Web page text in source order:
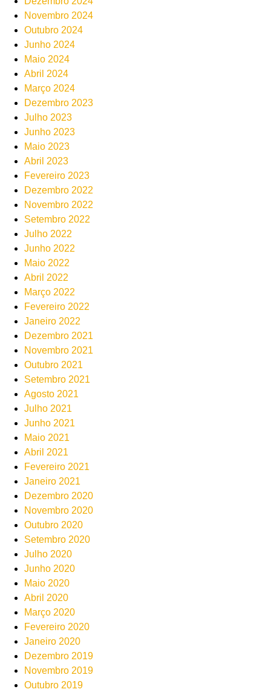
Novembro 2024
Outubro 2024
Junho 2024
Maio 2024
Abril 2024
Março 2024
Dezembro 2023
Julho 2023
Junho 2023
Maio 2023
Abril 2023
Fevereiro 2023
Dezembro 2022
Novembro 2022
Setembro 2022
Julho 2022
Junho 2022
Maio 2022
Abril 2022
Março 2022
Fevereiro 2022
Janeiro 2022
Dezembro 2021
Novembro 2021
Outubro 2021
Setembro 2021
Agosto 2021
Julho 2021
Junho 2021
Maio 2021
Abril 2021
Fevereiro 2021
Janeiro 2021
Dezembro 2020
Novembro 2020
Outubro 2020
Setembro 2020
Julho 2020
Junho 2020
Maio 2020
Abril 2020
Março 2020
Fevereiro 2020
Janeiro 2020
Dezembro 2019
Novembro 2019
Outubro 2019